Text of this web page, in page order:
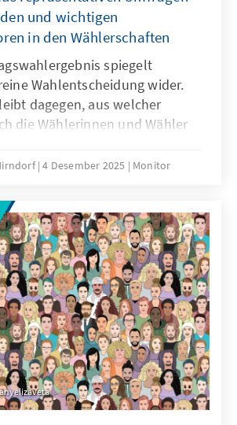
und wichtigen
in den Wählerschaften
spiegelt
Wahlentscheidung wider.
dagegen, aus welcher
die Wählerinnen und Wähler
waren ausschlaggebend? Ist
oder gab es
In welchen politischen
Wechselaktivitäten statt und
spielten eine entscheidende
Die Antworten liefern
repräsentativer
vor dem
und nach der
4 Desember 2025 Monitor